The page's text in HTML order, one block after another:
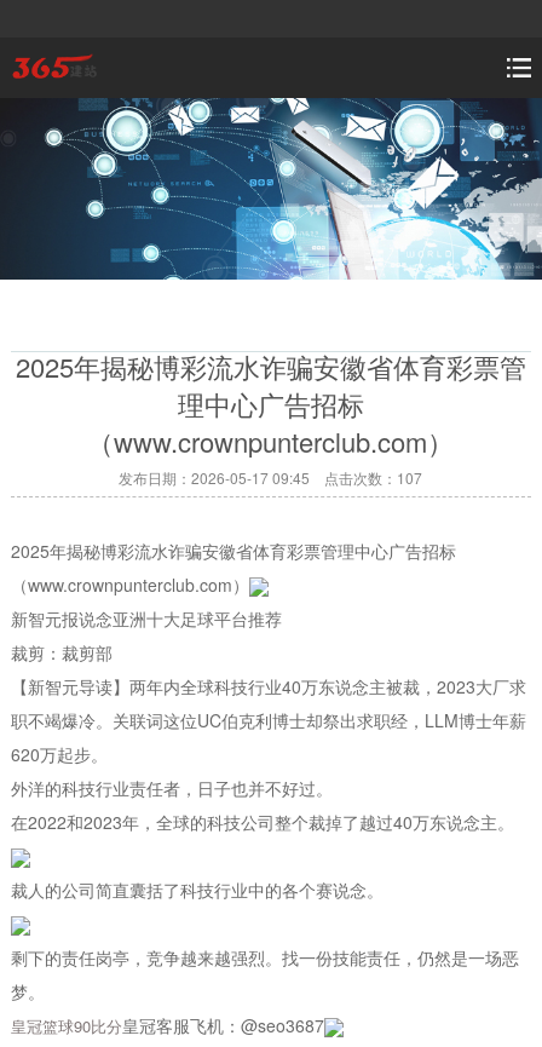
2025年揭秘博彩流水诈骗安徽省体育彩票管
理中心广告招标
（www.crownpunterclub.com）
发布日期：2026-05-17 09:45 点击次数：107
2025年揭秘博彩流水诈骗安徽省体育彩票管理中心广告招标
（www.crownpunterclub.com）
新智元报说念亚洲十大足球平台推荐
裁剪：裁剪部
【新智元导读】两年内全球科技行业40万东说念主被裁，2023大厂求
职不竭爆冷。关联词这位UC伯克利博士却祭出求职经，LLM博士年薪
620万起步。
外洋的科技行业责任者，日子也并不好过。
在2022和2023年，全球的科技公司整个裁掉了越过40万东说念主。
裁人的公司简直囊括了科技行业中的各个赛说念。
剩下的责任岗亭，竞争越来越强烈。找一份技能责任，仍然是一场恶
梦。
皇冠篮球90比分皇冠客服飞机：@seo3687